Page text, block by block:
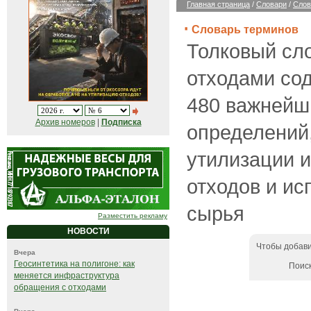
Архив номеров| Подписка
Разместить рекламу
НОВОСТИ
Вчера
Геосинтетика на полигоне: как
меняется инфраструктура
обращения с отходами
Главная страница / Словари /
Словарь терминов
Толковый
отходами
480
утилизации
отходов и
сырья
Чтобы